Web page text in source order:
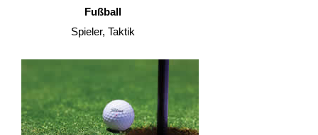
Fußball
Spieler, Taktik